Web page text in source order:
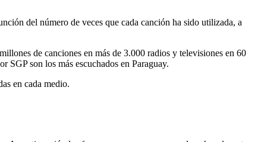
del número de veces que cada canción ha sido utilizada, a
de canciones en más de 3.000 radios y televisiones en 60
SGP son los más escuchados en Paraguay.
en cada medio.